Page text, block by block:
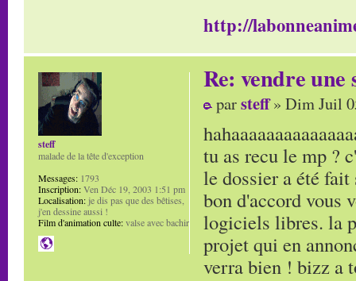
http://
Re: vendre une
parsteff» Dim Juil
tu as recu le mp ?
le dossier a été
bon d'accord vous
logiciels libres. la
projet qui en
verra bien ! bizz a
steff
malade de la tête d'exception
Messages: 1793
Inscription:Ven Déc 19, 2003 1:51 pm
Localisation: je dis pas que des bêtises,
j'en dessine aussi !
Film d'animation culte:valse avec bachir